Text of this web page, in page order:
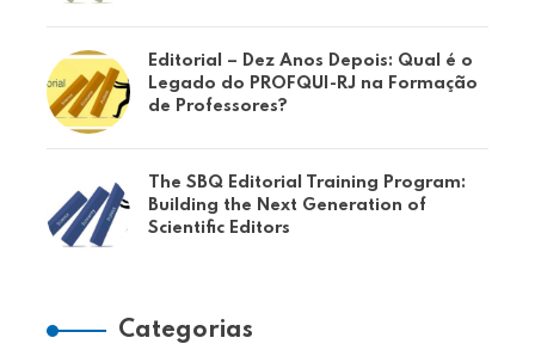
Editorial – Dez Anos Depois: Qual é o
Legado do PROFQUI-RJ na Formação
de Professores?
The SBQ Editorial Training Program:
Building the Next Generation of
Scientific Editors
Categorias